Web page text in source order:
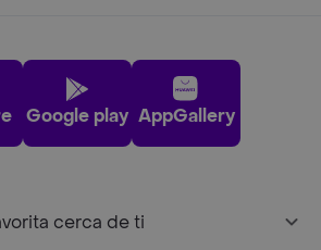
Google play AppGallery
cerca de ti